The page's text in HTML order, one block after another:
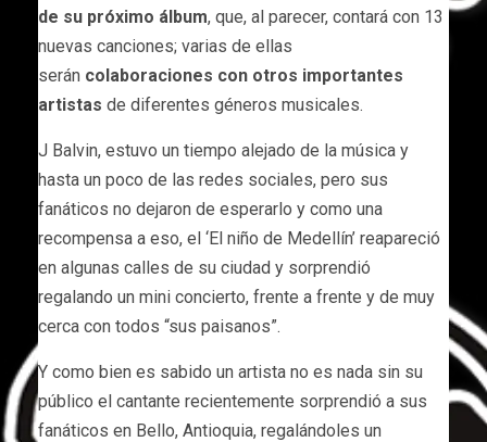
de su próximo álbum, que, al parecer, contará con 13
nuevas canciones; varias de ellas
serán colaboraciones con otros importantes
artistas de diferentes géneros musicales.
J Balvin, estuvo un tiempo alejado de la música y
hasta un poco de las redes sociales, pero sus
fanáticos no dejaron de esperarlo y como una
recompensa a eso, el ‘El niño de Medellín’ reapareció
en algunas calles de su ciudad y sorprendió
regalando un mini concierto, frente a frente y de muy
cerca con todos “sus paisanos”.
Y como bien es sabido un artista no es nada sin su
público el cantante recientemente sorprendió a sus
fanáticos en Bello, Antioquia, regalándoles un